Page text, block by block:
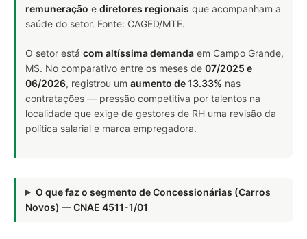
remuneração e diretores regionais que acompanham a
saúde do setor. Fonte: CAGED/MTE.
O setor está com altíssima demanda em Campo Grande,
MS. No comparativo entre os meses de 07/2025 e
06/2026, registrou um aumento de 13.33% nas
contratações — pressão competitiva por talentos na
localidade que exige de gestores de RH uma revisão da
política salarial e marca empregadora.
O que faz o segmento de Concessionárias (Carros
Novos) — CNAE 4511-1/01